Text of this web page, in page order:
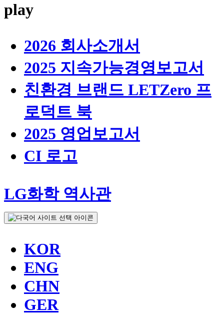
play
2026 회사소개서
2025 지속가능경영보고서
친환경 브랜드 LETZero 프
로덕트 북
2025 영업보고서
CI 로고
LG화학 역사관
KOR
ENG
CHN
GER